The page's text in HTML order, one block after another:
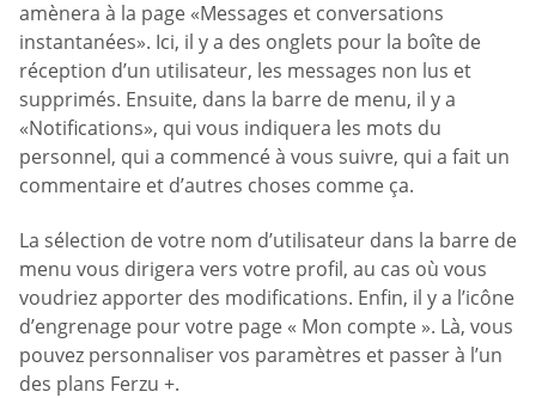
amènera à la page «Messages et conversations
instantanées». Ici, il y a des onglets pour la boîte de
réception d’un utilisateur, les messages non lus et
supprimés. Ensuite, dans la barre de menu, il y a
«Notifications», qui vous indiquera les mots du
personnel, qui a commencé à vous suivre, qui a fait un
commentaire et d’autres choses comme ça.
La sélection de votre nom d’utilisateur dans la barre de
menu vous dirigera vers votre profil, au cas où vous
voudriez apporter des modifications. Enfin, il y a l’icône
d’engrenage pour votre page « Mon compte ». Là, vous
pouvez personnaliser vos paramètres et passer à l’un
des plans Ferzu +.